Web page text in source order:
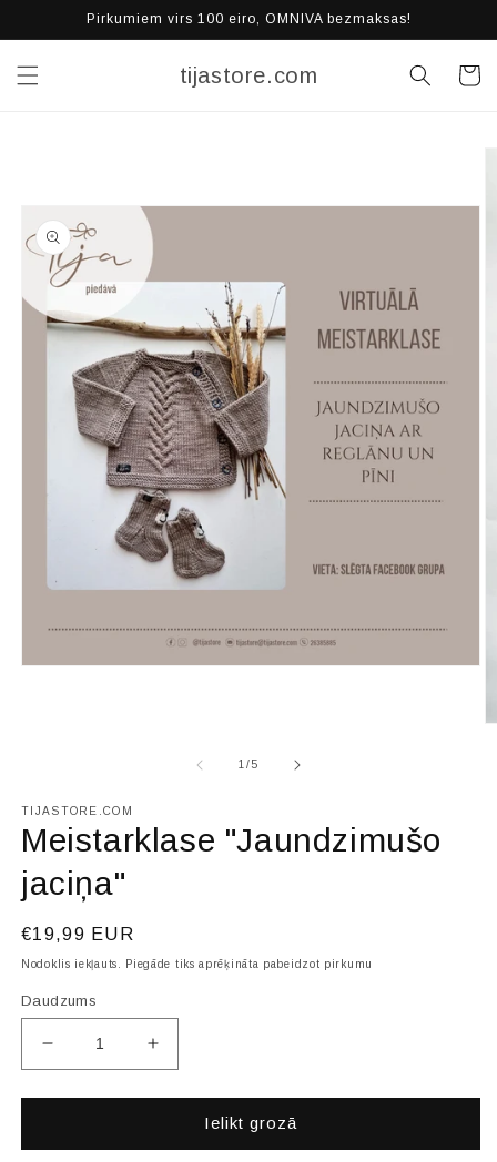
saturu
Pirkumiem virs 100 eiro, OMNIVA bezmaksas!
tijastore.com Grozs
1/no
5
TIJASTORE.COM
Meistarklase "Jaundzimušo
jaciņa"
Parastā
cena
€19,99 EUR
Nodoklis iekļauts. Piegāde tiks aprēķināta pabeidzot pirkumu
Daudzums
Samazināt
skaitu
par
&quot;Jaundzimušo
Palielināt
skaitu
par
Meistarklase
&quot;Jaundzimušo
Ielikt grozā